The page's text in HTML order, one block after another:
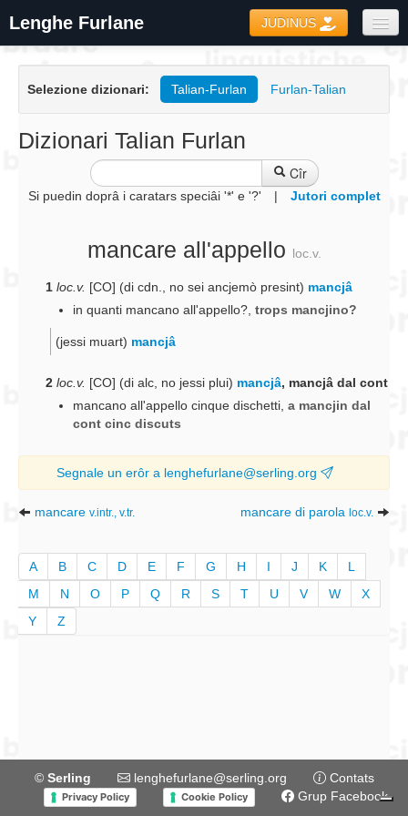
Lenghe Furlane JUDINUS
Formari
Coretôr Ortografic
Informazions
Selezione dizionari: Talian-Furlan Furlan-Talian
Dizionari Talian Furlan
Cîr
Si puedin doprâ i caratars speciâi '*' e '?' | Jutori complet
mancare all'appello loc.v.
1 loc.v. [CO] (di cdn., no sei ancjemò presint) mancjâ
in quanti mancano all'appello? trops mancjino?
(jessi muart) mancjâ
2 loc.v. [CO] (di alc, no jessi plui) mancjâ, mancjâ dal cont
mancano all'appello cinque dischetti a mancjin dal
cont cinc discuts
Segnale un erôr a lenghefurlane@serling.org
mancare v.intr., v.tr. mancare di parola loc.v.
A B C D E F G H I J K
L
M
N O P Q R S T U V W
X
Y
Z
© Serling lenghefurlane@serling.org Contats
Privacy Policy Cookie Policy Grup Facebook